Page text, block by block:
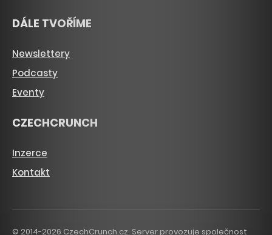
DÁLE TVOŘÍME
Newslettery
Podcasty
Eventy
CZECHCRUNCH
Inzerce
Kontakt
© 2014-2026 CzechCrunch.cz. Server provozuje společnost